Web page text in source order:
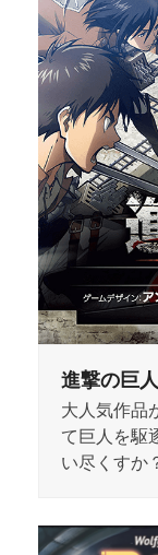
進撃の巨
大人気作品
て巨人を駆
い尽くすか